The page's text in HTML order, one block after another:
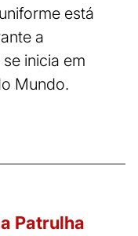
está
a
inicia em
Mundo.
Patrulha